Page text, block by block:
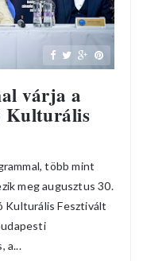
várja a
Kulturális
több mint
meg augusztus 30.
Kulturális Fesztivált
a...